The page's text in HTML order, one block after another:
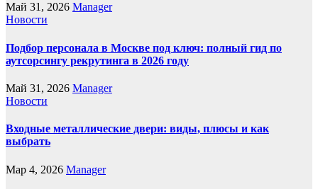
Май 31, 2026 Manager
Новости
Подбор персонала в Москве под ключ: полный гид по
аутсорсингу рекрутинга в 2026 году
Май 31, 2026 Manager
Новости
Входные металлические двери: виды, плюсы и как
выбрать
Мар 4, 2026 Manager